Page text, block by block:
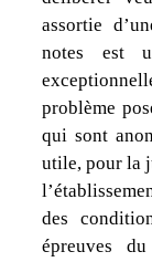
assortie
notes est
problème
qui sont
utile, pour la
des
épreuves